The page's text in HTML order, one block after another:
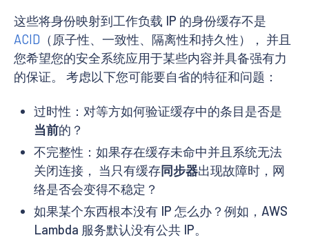
这些将身份映射到工作负载 IP 的身份缓存不是
ACID （原子性、一致性、隔离性和持久性）， 并且
您希望您的安全系统应用于某些内容并具备强有力
的保证。 考虑以下您可能要自省的特征和问题：
过时性：对等方如何验证缓存中的条目是否是
当前的？
不完整性：如果存在缓存未命中并且系统无法
关闭连接， 当只有缓存同步器出现故障时，网
络是否会变得不稳定？
如果某个东西根本没有 IP 怎么办？例如，AWS
Lambda 服务默认没有公共 IP。